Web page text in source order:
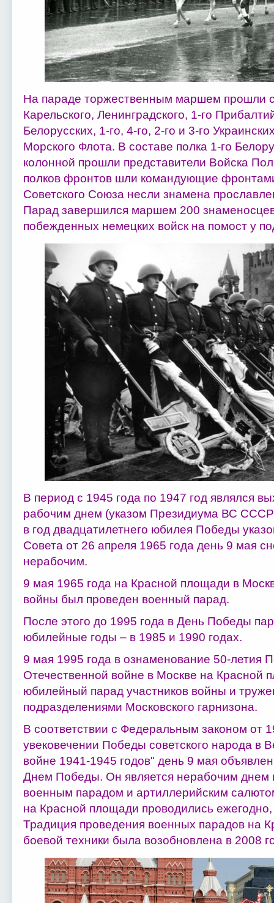
На параде торжественным маршем прошли
Карельского, Ленинградского, 1-го
Белорусских, 1-го, 4-го, 2-го и 3-го
Морского Флота. В составе полка 1-го
колонной прошли представители Войска
полков фронтов шли командующие
Советского Союза несли знамена
Парад завершился маршем 200
побежденных немецких войск на помост у
В период с 1945 года по 1947 год являлся
рабочим днем (указом Президиума ВС СССР
в год двадцатилетнего юбилея Победы
Совета от 26 апреля 1965 года день 9 мая
нерабочим.
9 мая 1965 года на Красной площади в
войны был проведен военный парад.
После этого до 1995 года в День Победы
юбилейные годы – в 1985 и 1990 годах.
9 мая 1995 года в ознаменование 50-летия
Отечественной войне в Москве на Красной
юбилейный парад участников войны и
подразделениями Московского гарнизона.
В соответствии с Федеральным законом от
увековечении Победы советского народа в
войне 1941-1945 годов" день 9 мая
Днем Победы. Он является нерабочим днем
военным парадом и артиллерийским
на Красной площади проводились
Традиция проведения военных парадов на
боевой техники была возобновлена в 2008